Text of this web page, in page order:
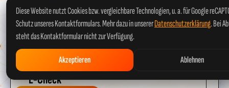
SO EINFACH GEHT'S
In 4 Schritten
zum sicheren
E-Check
Diese Website nutzt Cookies bzw. vergleichbare Technologien, u. a. für Google
Schutz unseres Kontaktformulars. Mehr dazu in unsererDatenschutzerklärung. Bei
steht das Kontaktformular nicht zur Verfügung.
Akzeptieren Ablehnen